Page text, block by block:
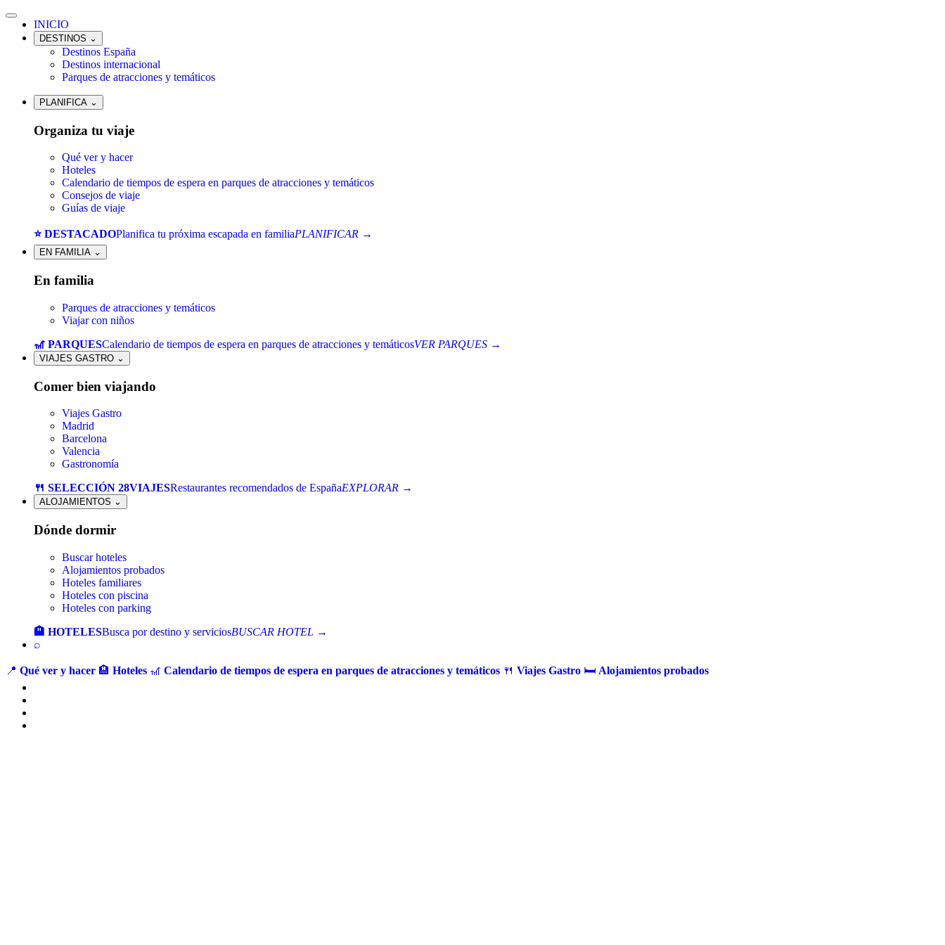
INICIO
DESTINOS ⌄
Destinos España
Destinos internacional
Parques de atracciones y temáticos
PLANIFICA ⌄
Organiza tu viaje
Qué ver y hacer
Hoteles
Calendario de tiempos de espera en parques de atracciones y temáticos
Consejos de viaje
Guías de viaje
⭐ DESTACADOPlanifica tu próxima escapada en familiaPLANIFICAR →
EN FAMILIA ⌄
En familia
Parques de atracciones y temáticos
Viajar con niños
🎢 PARQUESCalendario de tiempos de espera en parques de atracciones y temáticosVER PARQUES →
VIAJES GASTRO ⌄
Comer bien viajando
Viajes Gastro
Madrid
Barcelona
Valencia
Gastronomía
🍴 SELECCIÓN 28VIAJESRestaurantes recomendados de EspañaEXPLORAR →
ALOJAMIENTOS ⌄
Dónde dormir
Buscar hoteles
Alojamientos probados
Hoteles familiares
Hoteles con piscina
Hoteles con parking
🏨 HOTELESBusca por destino y serviciosBUSCAR HOTEL →
⌕
📍 Qué ver y hacer 🏨 Hoteles 🎢 Calendario de tiempos de espera en parques de atracciones y temáticos 🍴 Viajes Gastro 🛏️ Alojamientos probados
contenido